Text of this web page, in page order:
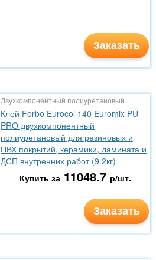
Заказать
Двухкомпонентный полиуретановый
Клей Forbo Eurocol 140 Euromix PU
PRO двухкомпонентный
полиуретановый для резиновых и
ПВХ покрытий, керамики, ламината и
ДСП внутренних работ (9.2кг)
Купить за 11048.7 р/шт.
Заказать